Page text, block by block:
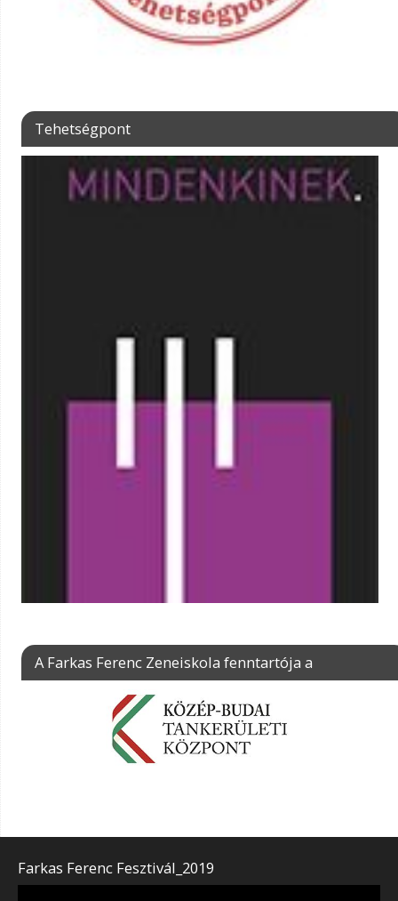
Tehetségpont
A Farkas Ferenc Zeneiskola fenntartója a
Farkas Ferenc Fesztivál_2019